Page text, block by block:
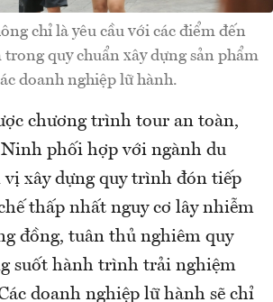
chỉ là yêu cầu với các điểm đến
trong quy chuẩn xây dựng sản phẩm
doanh nghiệp lữ hành.
chương trình tour an toàn,
Ninh phối hợp với ngành du
vị xây dựng quy trình đón tiếp
thấp nhất nguy cơ lây nhiễm
đồng, tuân thủ nghiêm quy
suốt hành trình trải nghiệm
doanh nghiệp lữ hành sẽ chỉ